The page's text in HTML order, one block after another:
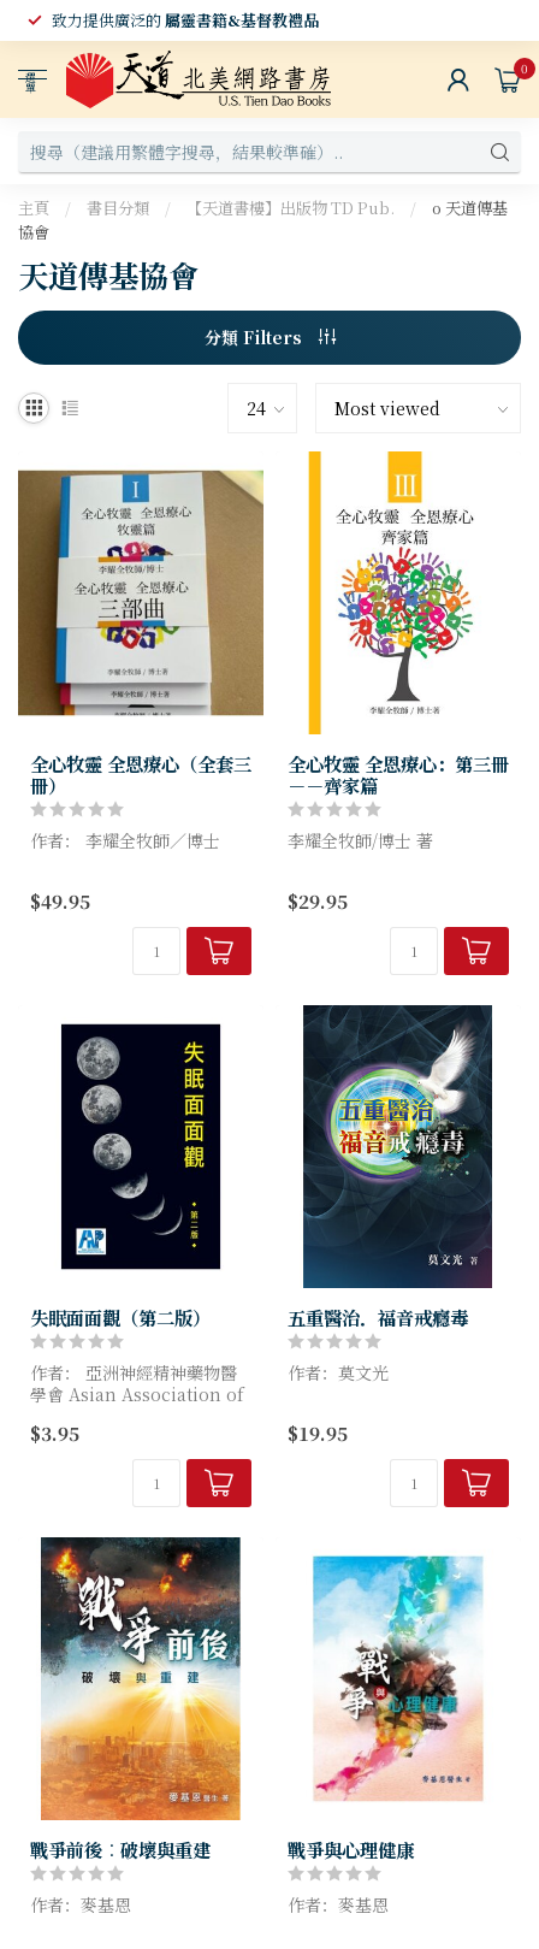
致力提供廣泛的屬靈書籍&基督教禮品
選
單
0
主頁 / 書目分類 / 【天道書樓】出版物 TD Pub. /
o 天道傳基
協會
天道傳基協會
分類 Filters
全心牧靈 全恩療心（全套三
冊）
作者： 李耀全牧師／博士
書，只不過是一些常見的實
例，為更具體應用筆者輔導、
治療、牧靈的理念。讀者可從
15個分類中尋找和閱讀有興
$49.95
全心牧靈 全恩療心：第三冊
－－齊家篇
李耀全牧師/博士 著
在家庭生活中常見的挑戰與困
惑，包括從靈性的角度處理一
些基督徒婚姻磨合中之矛盾和
青少年成長之掙扎。當然「案
$29.95
失眠面面觀（第二版）
作者： 亞洲神經精神藥物醫
學會 Asian Association of
「失眠」和各種治療失眠的藥
$3.95
五重醫治．福音戒癮毒
作者：莫文光
基督耶穌針對地施行「五重醫
...18篇真人真事具體見證了
$19.95
戰爭前後︰破壞與重建
作者：麥基恩
戰爭與心理健康
作者：麥基恩